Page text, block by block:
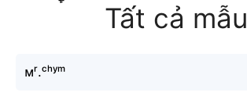
Tất cả mẫu
ᴍʳ.ᶜʰʸᵐ